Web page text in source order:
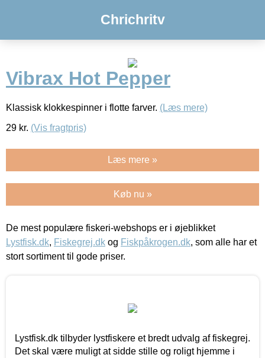
Chrichritv
Vibrax Hot Pepper
Klassisk klokkespinner i flotte farver. (Læs mere)
29 kr. (Vis fragtpris)
Læs mere »
Køb nu »
De mest populære fiskeri-webshops er i øjeblikket
Lystfisk.dk, Fiskegrej.dk og Fiskpåkrogen.dk, som alle har et
stort sortiment til gode priser.
Lystfisk.dk tilbyder lystfiskere et bredt udvalg af fiskegrej.
Det skal være muligt at sidde stille og roligt hjemme i